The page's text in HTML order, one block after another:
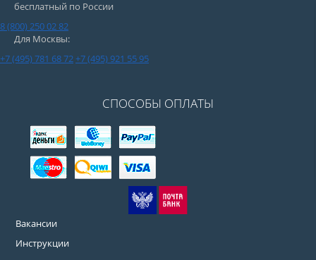
бесплатный по России
8 (800) 250 02 82
Для Москвы:
+7 (495) 781 68 72+7 (495) 921 55 95
СПОСОБЫ ОПЛАТЫ
Вакансии
Инструкции